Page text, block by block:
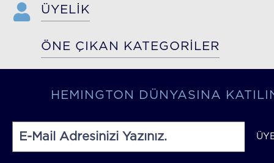
ÜYELİK
ÖNE ÇIKAN KATEGORİLER
HEMINGTON DÜNYASINA